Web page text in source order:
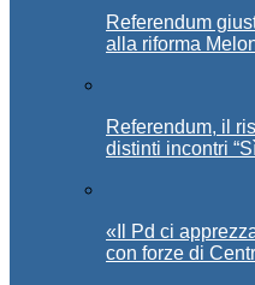
Referendum
alla riforma
Referendum, il
distinti incontri
«Il Pd ci
con forze di